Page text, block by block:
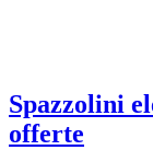
Spazzolini
offerte